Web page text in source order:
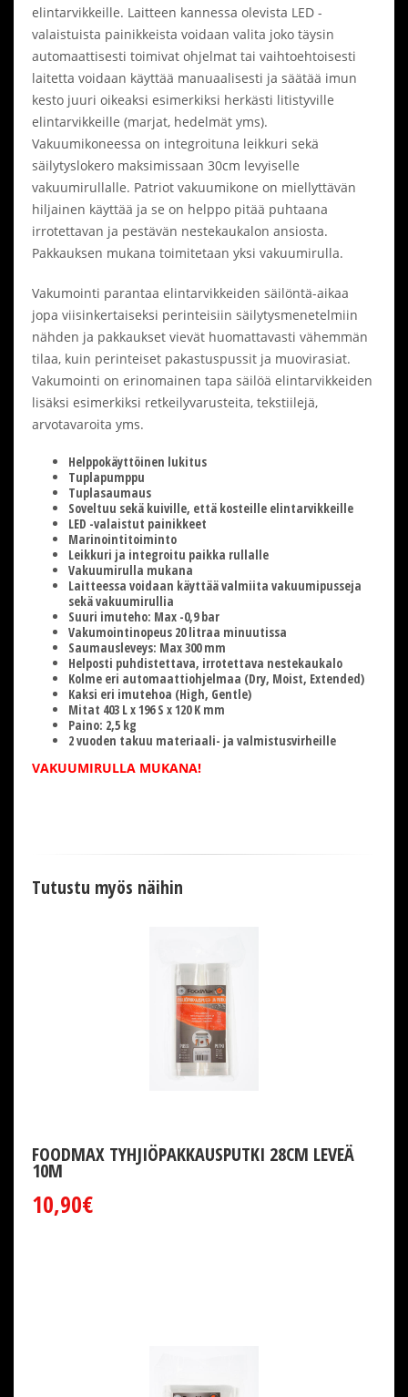
elintarvikkeille. Laitteen kannessa olevista LED -
valaistuista painikkeista voidaan valita joko täysin
automaattisesti toimivat ohjelmat tai vaihtoehtoisesti
laitetta voidaan käyttää manuaalisesti ja säätää imun
kesto juuri oikeaksi esimerkiksi herkästi litistyville
elintarvikkeille (marjat, hedelmät yms).
Vakuumikoneessa on integroituna leikkuri sekä
säilytyslokero maksimissaan 30cm levyiselle
vakuumirullalle. Patriot vakuumikone on miellyttävän
hiljainen käyttää ja se on helppo pitää puhtaana
irrotettavan ja pestävän nestekaukalon ansiosta.
Pakkauksen mukana toimitetaan yksi vakuumirulla.
Vakumointi parantaa elintarvikkeiden säilöntä-aikaa
jopa viisinkertaiseksi perinteisiin säilytysmenetelmiin
nähden ja pakkaukset vievät huomattavasti vähemmän
tilaa, kuin perinteiset pakastuspussit ja muovirasiat.
Vakumointi on erinomainen tapa säilöä elintarvikkeiden
lisäksi esimerkiksi retkeilyvarusteita, tekstiilejä,
arvotavaroita yms.
Helppokäyttöinen lukitus
Tuplapumppu
Tuplasaumaus
Soveltuu sekä kuiville, että kosteille elintarvikkeille
LED -valaistut painikkeet
Marinointitoiminto
Leikkuri ja integroitu paikka rullalle
Vakuumirulla mukana
Laitteessa voidaan käyttää valmiita vakuumipusseja
sekä vakuumirullia
Suuri imuteho: Max -0,9 bar
Vakumointinopeus 20 litraa minuutissa
Saumausleveys: Max 300 mm
Helposti puhdistettava, irrotettava nestekaukalo
Kolme eri automaattiohjelmaa (Dry, Moist, Extended)
Kaksi eri imutehoa (High, Gentle)
Mitat 403 L x 196 S x 120 K mm
Paino: 2,5 kg
2 vuoden takuu materiaali- ja valmistusvirheille
VAKUUMIRULLA MUKANA!
Tutustu myös näihin
FOODMAX TYHJIÖPAKKAUSPUTKI 28CM LEVEÄ
10M
10,90€